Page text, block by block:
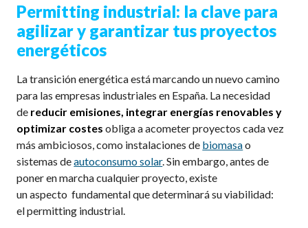
Permitting industrial: la clave para
agilizar y garantizar tus proyectos
energéticos
La transición energética está marcando un nuevo camino
para las empresas industriales en España. La necesidad
de reducir emisiones, integrar energías renovables y
optimizar costesobliga a acometer proyectos cada vez
más ambiciosos, como instalaciones de biomasao
sistemas deautoconsumosolar. Sin embargo, antes de
poner en marcha cualquier proyecto, existe
unaspecto fundamentalque determinará su viabilidad:
elpermitting industrial.